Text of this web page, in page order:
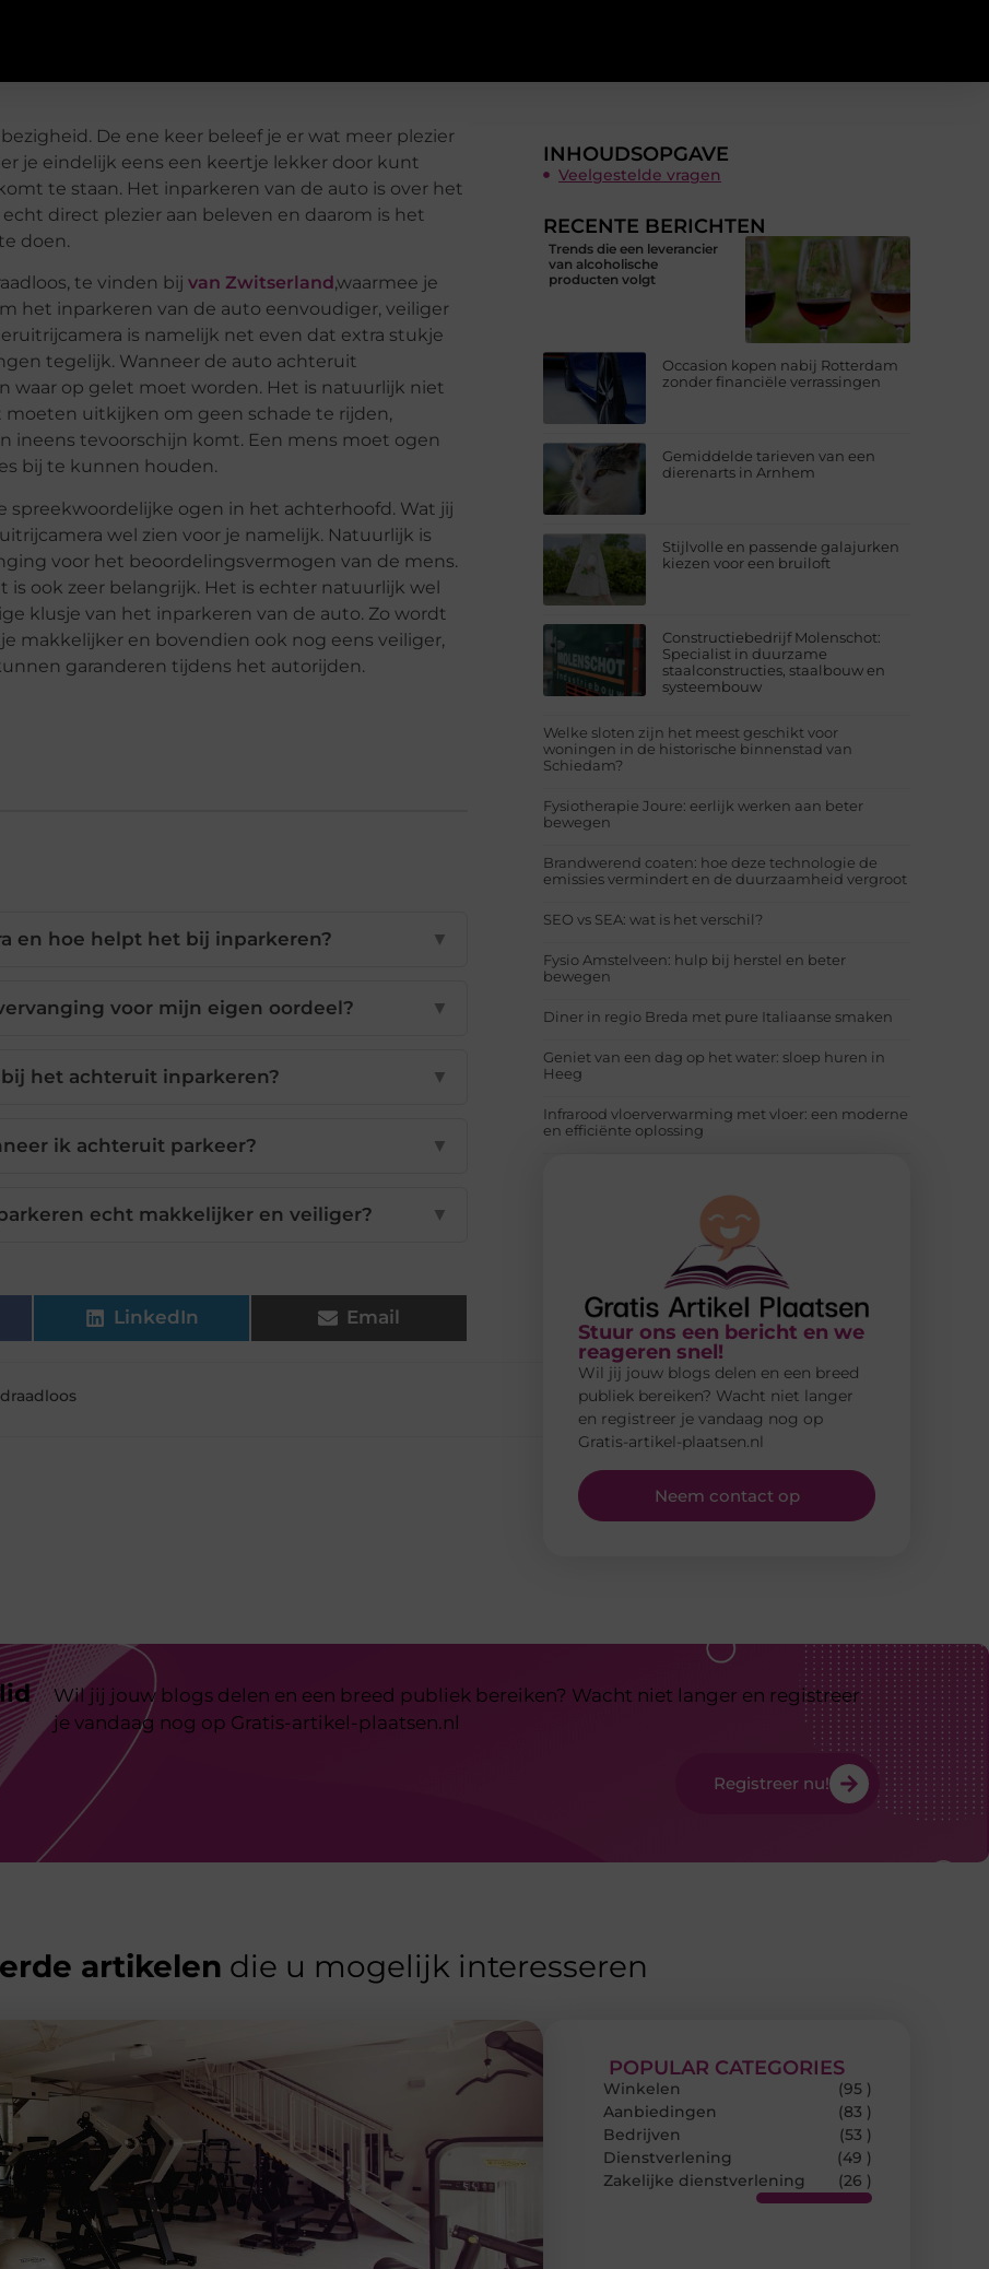
De ene keer beleef je er wat meer plezier
je eindelijk eens een keertje lekker door kunt
te staan. Het inparkeren van de auto is over het
direct plezier aan beleven en daarom is het
doen.
te vinden bij van Zwitserland ,waarmee je
het inparkeren van de auto eenvoudiger, veiliger
is namelijk net even dat extra stukje
tegelijk. Wanneer de auto achteruit
waar op gelet moet worden. Het is natuurlijk niet
uitkijken om geen schade te rijden,
ineens tevoorschijn komt. Een mens moet ogen
bij te kunnen houden.
spreekwoordelijke ogen in het achterhoofd. Wat jij
wel zien voor je namelijk. Natuurlijk is
voor het beoordelingsvermogen van de mens.
is ook zeer belangrijk. Het is echter natuurlijk wel
klusje van het inparkeren van de auto. Zo wordt
makkelijker en bovendien ook nog eens veiliger,
garanderen tijdens het autorijden.
en hoe helpt het bij inparkeren? ▼
voor mijn eigen oordeel? ▼
het achteruit inparkeren? ▼
ik achteruit parkeer? ▼
echt makkelijker en veiliger? ▼
LinkedIn Email
INHOUDSOPGAVE
Veelgestelde vragen
RECENTE BERICHTEN
Trends die een leverancier
van alcoholische
producten volgt
Occasion kopen nabij Rotterdam
zonder financiële verrassingen
Gemiddelde tarieven van een
dierenarts in Arnhem
Stijlvolle en passende galajurken
kiezen voor een bruiloft
Constructiebedrijf Molenschot:
Specialist in duurzame
staalconstructies, staalbouw en
systeembouw
Welke sloten zijn het meest geschikt voor
woningen in de historische binnenstad van
Schiedam?
Fysiotherapie Joure: eerlijk werken aan beter
bewegen
Brandwerend coaten: hoe deze technologie de
emissies vermindert en de duurzaamheid vergroot
SEO vs SEA: wat is het verschil?
Fysio Amstelveen: hulp bij herstel en beter
bewegen
Diner in regio Breda met pure Italiaanse smaken
Geniet van een dag op het water: sloep huren in
Heeg
Infrarood vloerverwarming met vloer: een moderne
en efficiënte oplossing
Stuur ons een bericht en we
reageren snel!
Wil jij jouw blogs delen en een breed
publiek bereiken? Wacht niet langer
en registreer je vandaag nog op
Gratis-artikel-plaatsen.nl
Neem contact op
Wil jij jouw blogs delen en een breed publiek bereiken? Wacht niet langer en registreer
je vandaag nog op Gratis-artikel-plaatsen.nl
Registreer nu!
artikelen die u mogelijk interesseren
POPULAR CATEGORIES
Winkelen
(95 )
Aanbiedingen
(83 )
Bedrijven
(53 )
Dienstverlening
(49 )
Zakelijke dienstverlening
(26 )